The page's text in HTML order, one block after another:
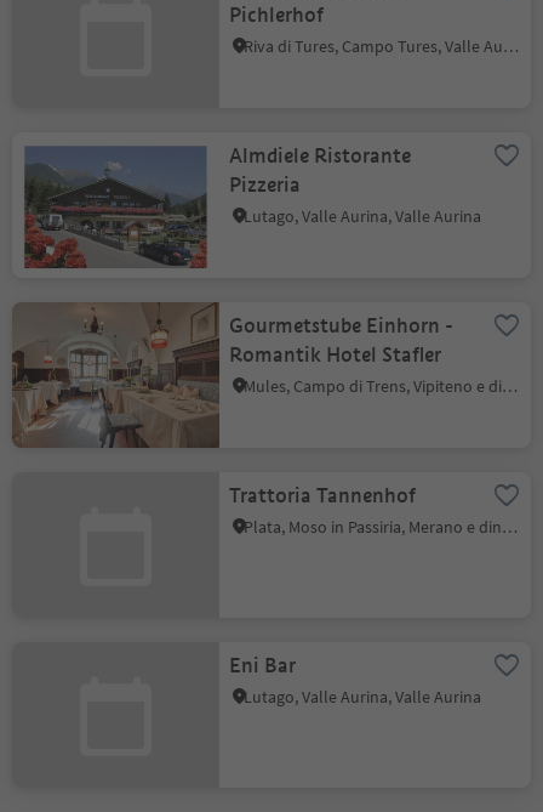
Pichlerhof
Riva di Tures, Campo Tures, Valle Aurina
Almdiele Ristorante
Pizzeria
Lutago, Valle Aurina, Valle Aurina
Gourmetstube Einhorn -
Romantik Hotel Stafler
Mules, Campo di Trens, Vipiteno e dintorni
Trattoria Tannenhof
Plata, Moso in Passiria, Merano e dintorni
Eni Bar
Lutago, Valle Aurina, Valle Aurina